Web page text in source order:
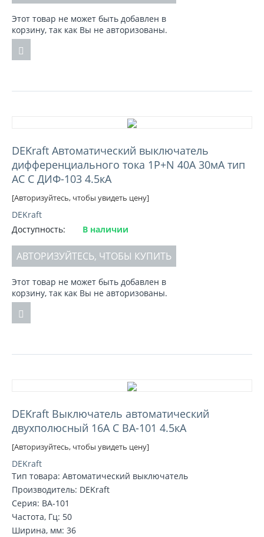
Этот товар не может быть добавлен в
корзину, так как Вы не авторизованы.
DEKraft Автоматический выключатель
дифференциального тока 1Р+N 40А 30мА тип
AC C ДИФ-103 4.5кА
[Авторизуйтесь, чтобы увидеть цену]
DEKraft
Доступность:
В наличии
АВТОРИЗУЙТЕСЬ, ЧТОБЫ КУПИТЬ
Этот товар не может быть добавлен в
корзину, так как Вы не авторизованы.
DEKraft Выключатель автоматический
двухполюсный 16А С ВА-101 4.5кА
[Авторизуйтесь, чтобы увидеть цену]
DEKraft
Тип товара: Автоматический выключатель
Производитель: DEKraft
Серия: ВА-101
Частота, Гц: 50
Ширина, мм: 36